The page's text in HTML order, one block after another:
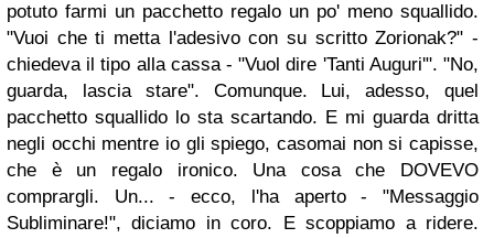
potuto farmi un pacchetto regalo un po' meno squallido.
"Vuoi che ti metta l'adesivo con su scritto Zorionak?" -
chiedeva il tipo alla cassa - "Vuol dire 'Tanti Auguri'". "No,
guarda, lascia stare". Comunque. Lui, adesso, quel
pacchetto squallido lo sta scartando. E mi guarda dritta
negli occhi mentre io gli spiego, casomai non si capisse,
che è un regalo ironico. Una cosa che DOVEVO
comprargli. Un... - ecco, l'ha aperto - "Messaggio
Subliminare!", diciamo in coro. E scoppiamo a ridere.